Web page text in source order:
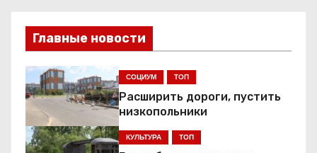
г
а
ц
и
Главные новости
СОЦИУМ ТОП
Расширить дороги, пустить
низкопольники
КУЛЬТУРА ТОП